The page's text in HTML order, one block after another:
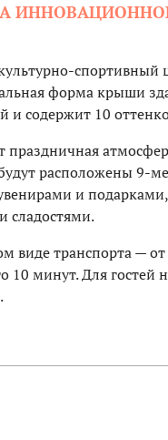
спортивный
форма крыши
содержит 10
расположены 9-
и
сладостями.
виде транспорта —
минут. Для гостей